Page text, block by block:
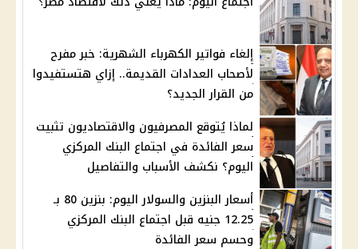
إلغاء فواتير الكهرباء الشهرية: خبر مفرح
لأصحاب العدادات القديمة.. إزاي هتستفيدوا
من القرار الجديد؟
لماذا يُتوقع المصرفيون والاقتصاديون تثبيت
سعر الفائدة في اجتماع البنك المركزي
اليوم؟ نكشف الأسباب والتفاصيل
أسعار البنزين والسولار اليوم: بنزين 80 بـ
12.25 جنيه قبل اجتماع البنك المركزي
وحسم سعر الفائدة